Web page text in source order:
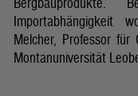
Importabhängigkeit
Melcher, Professor
Montanuniversität